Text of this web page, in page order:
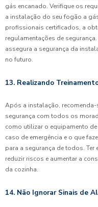
gás encanado. Verifique os
a instalação do seu fogão a
profissionais certificados, a
regulamentações de
assegura a segurança da
no futuro.
13. Realizando
Após a instalação,
segurança com todos os
como utilizar o equipamento
caso de emergência e o que
para a segurança de todos.
reduzir riscos e aumentar a
da cozinha.
14. Não Ignorar Sinais de